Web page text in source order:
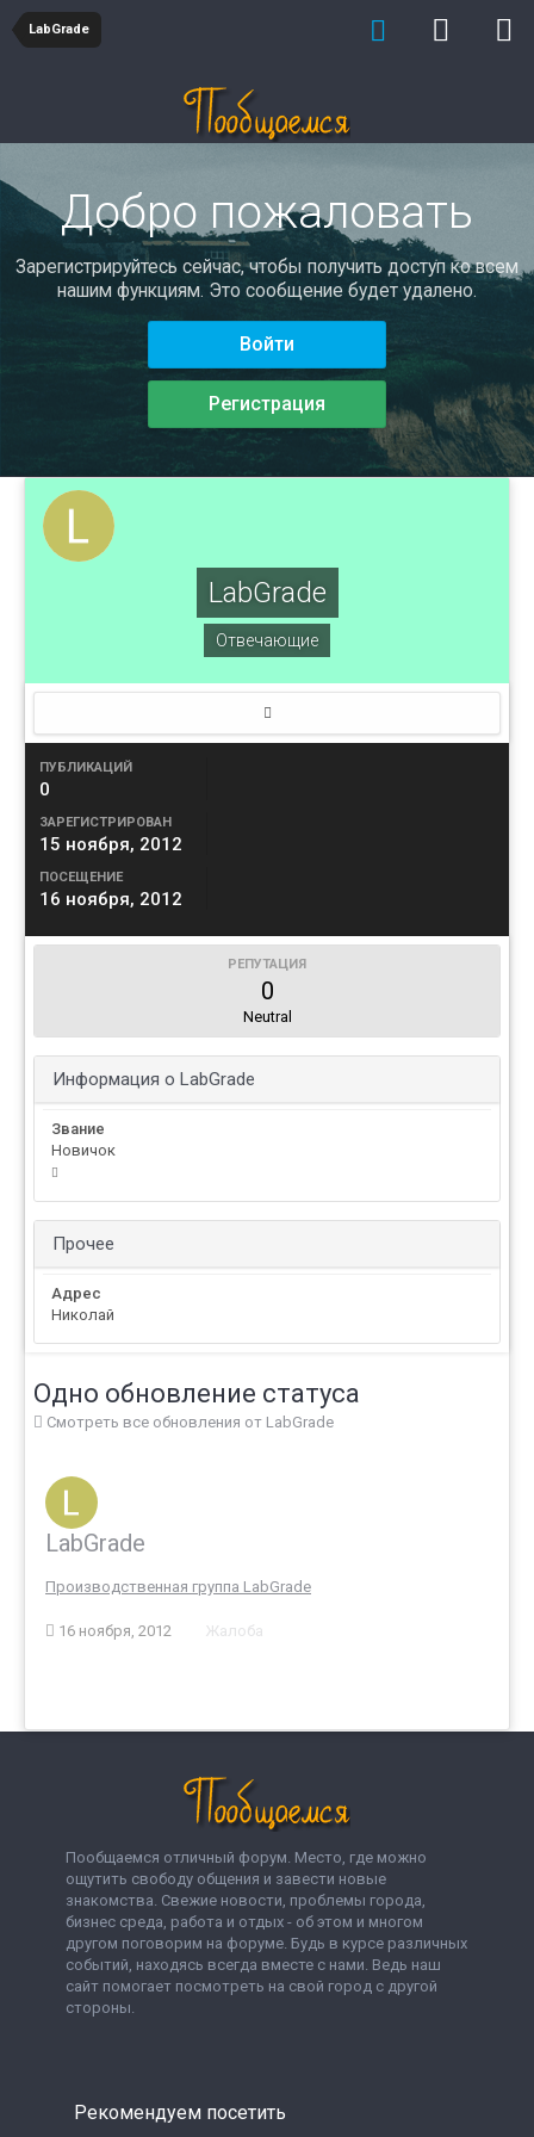
LabGrade
Добро пожаловать
Зарегистрируйтесь сейчас, чтобы получить доступ ко всем
нашим функциям. Это сообщение будет удалено.
Войти
Регистрация
LabGrade
Отвечающие
ПУБЛИКАЦИЙ
0
ЗАРЕГИСТРИРОВАН
15 ноября, 2012
ПОСЕЩЕНИЕ
16 ноября, 2012
РЕПУТАЦИЯ
0
Neutral
Информация о LabGrade
Звание
Новичок
Прочее
Адрес
Николай
Одно обновление статуса
Смотреть все обновления от LabGrade
LabGrade
Производственная группа LabGrade
16 ноября, 2012 Жалоба
Пообщаемся отличный форум. Место, где можно
ощутить свободу общения и завести новые
знакомства. Свежие новости, проблемы города,
бизнес среда, работа и отдых - об этом и многом
другом поговорим на форуме. Будь в курсе различных
событий, находясь всегда вместе с нами. Ведь наш
сайт помогает посмотреть на свой город с другой
стороны.
Рекомендуем посетить